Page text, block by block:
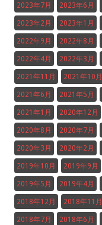
2023年7月 2023年6月
2023年2月 2023年1月
2022年9月 2022年8月
2022年4月 2022年3月
2021年11月 2021年10月
2021年6月 2021年5月
2021年1月 2020年12月
2020年8月 2020年7月
2020年3月 2020年2月
2019年10月 2019年9月
2019年5月 2019年4月
2018年12月 2018年11月
2018年7月 2018年6月